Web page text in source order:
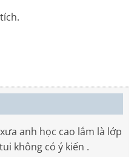
anh học cao lắm là lớp
không có ý kiến .